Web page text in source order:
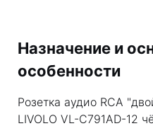
Назначение и
особенности
Розетка аудио RCA
LIVOLO VL-C791AD-12